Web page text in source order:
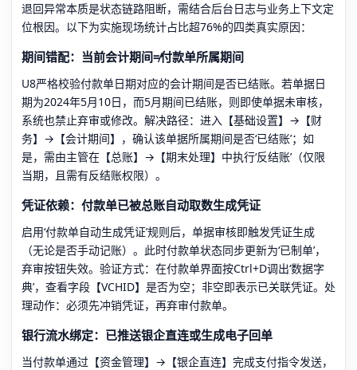
退回异常本质是状态链路阻断，需结合后台日志与业务上下文定
位根因。以下为实施现场统计占比超76%的四类真实原因：
期间错配：当前会计期间≠付款单所属期间
U8严格校验付款单日期对应的会计期间是否已结账。若单据日
期为2024年5月10日，而5月期间已结账，则即使单据未审核，
系统也禁止弃审或修改。解决路径：进入【基础设置】→【财
务】→【会计期间】，确认该单据所属期间是否‘已结账’；如
是，需由主管在【总账】→【期末处理】中执行‘反结账’（仅限
当期，且需有反结账权限）。
凭证依赖：付款单已被总账自动取数生成凭证
启用‘付款单自动生成凭证’规则后，单据审核即触发凭证生成
（无论是否手动记账）。此时付款单状态同步更新为‘已制单’，
弃审按钮失效。验证方式：在付款单界面按Ctrl+D调出‘数据字
典’，查看字段【VCHID】是否为空；非空即表示已关联凭证。处
理动作：必须先冲销凭证，再弃审付款单。
银行流水绑定：已推送银企直连或生成电子回单
当付款单通过【资金管理】→【银企直连】完成支付指令发送，